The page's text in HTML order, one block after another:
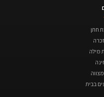
חתן
מילה
בבית